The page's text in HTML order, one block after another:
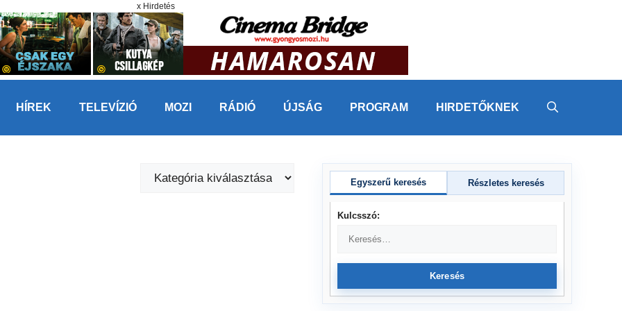
x Hirdetés
HÍREK TELEVÍZIÓ MOZI RÁDIÓ ÚJSÁG PROGRAM HIRDETŐKNEK
Kategóriák
Egyszerű keresés Részletes keresés
Kulcsszó:
Keresés